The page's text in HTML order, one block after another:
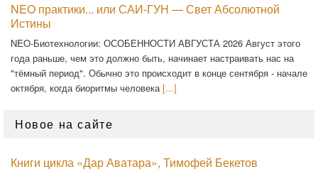
NEO практики... или САИ-ГУН — Свет Абсолютной
Истины
NEO-Биотехнологии: ОСОБЕННОСТИ АВГУСТА 2026 Август этого
года раньше, чем это должно быть, начинает настраивать нас на
"тёмный период". Обычно это происходит в конце сентября - начале
октября, когда биоритмы человека [...]
Новое на сайте
Книги цикла «Дар Аватара», Тимофей Бекетов